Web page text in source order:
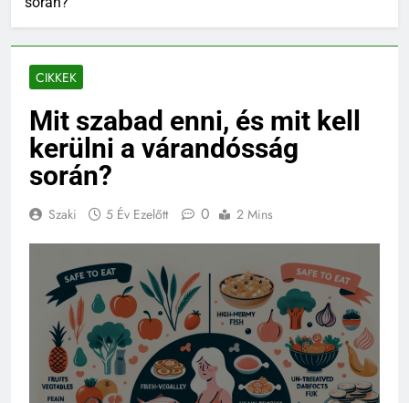
CIKKEK
Mit szabad enni, és mit kell
kerülni a várandósság
során?
Szaki 5 Év Ezelőtt 0 2 Mins